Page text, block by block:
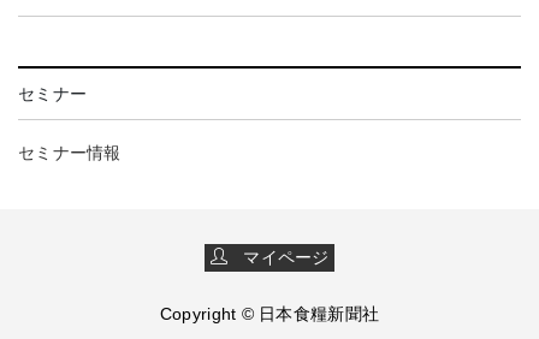
セミナー
セミナー情報
マイページ
Copyright © 日本食糧新聞社